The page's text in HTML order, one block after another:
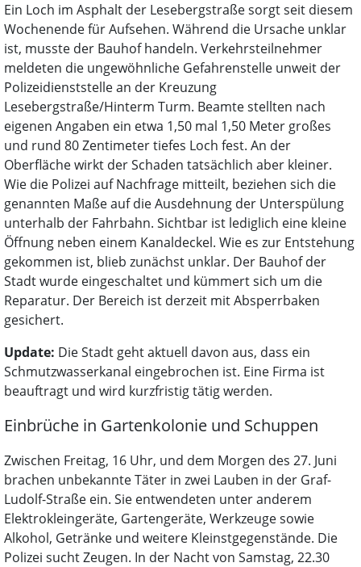
Ein Loch im Asphalt der Lesebergstraße sorgt seit diesem
Wochenende für Aufsehen. Während die Ursache unklar
ist, musste der Bauhof handeln. Verkehrsteilnehmer
meldeten die ungewöhnliche Gefahrenstelle unweit der
Polizeidienststelle an der Kreuzung
Lesebergstraße/Hinterm Turm. Beamte stellten nach
eigenen Angaben ein etwa 1,50 mal 1,50 Meter großes
und rund 80 Zentimeter tiefes Loch fest. An der
Oberfläche wirkt der Schaden tatsächlich aber kleiner.
Wie die Polizei auf Nachfrage mitteilt, beziehen sich die
genannten Maße auf die Ausdehnung der Unterspülung
unterhalb der Fahrbahn. Sichtbar ist lediglich eine kleine
Öffnung neben einem Kanaldeckel. Wie es zur Entstehung
gekommen ist, blieb zunächst unklar. Der Bauhof der
Stadt wurde eingeschaltet und kümmert sich um die
Reparatur. Der Bereich ist derzeit mit Absperrbaken
gesichert.
Update: Die Stadt geht aktuell davon aus, dass ein
Schmutzwasserkanal eingebrochen ist. Eine Firma ist
beauftragt und wird kurzfristig tätig werden.
Einbrüche in Gartenkolonie und Schuppen
Zwischen Freitag, 16 Uhr, und dem Morgen des 27. Juni
brachen unbekannte Täter in zwei Lauben in der Graf-
Ludolf-Straße ein. Sie entwendeten unter anderem
Elektrokleingeräte, Gartengeräte, Werkzeuge sowie
Alkohol, Getränke und weitere Kleinstgegenstände. Die
Polizei sucht Zeugen. In der Nacht von Samstag, 22.30